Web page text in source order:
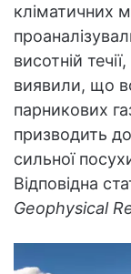
кліматичних
висотній
виявили, що
парникових
призводить
сильної
Відповідна
Geophysical